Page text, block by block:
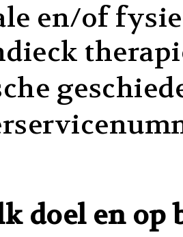
en/of
doel en op